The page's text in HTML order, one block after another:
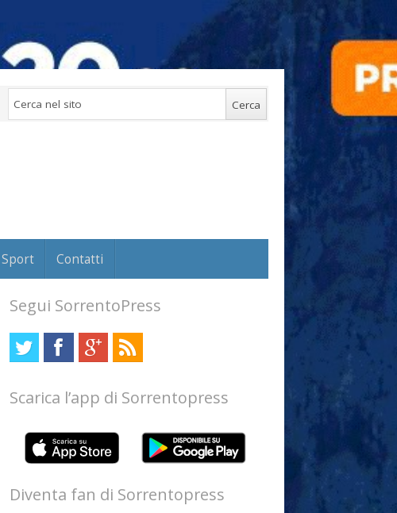
Sport Contatti
Segui SorrentoPress
Scarica l’app di Sorrentopress
Diventa fan di Sorrentopress